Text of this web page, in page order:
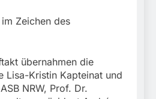
Zeichen des
übernahmen die
Lisa-Kristin Kapteinat und
NRW, Prof. Dr.